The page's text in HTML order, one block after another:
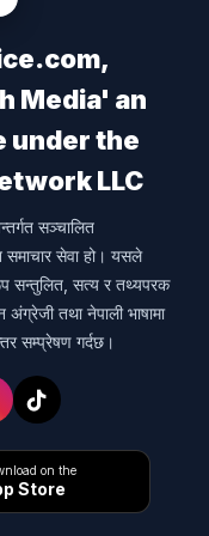
Media' an
under the
LLC
सञ्चालित
सेवा हो। यसले
सन्तुलित, सत्य र तथ्यपरक
अंग्रेजी तथा नेपाली भाषामा
सम्प्रेषण गर्दछ।
on the
Store